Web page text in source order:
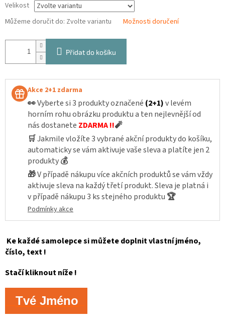
Velikost
Můžeme doručit do: Zvolte variantu Možnosti doručení
Přidat do košíku
Akce 2+1 zdarma
👀Vyberte si 3 produkty označené (2+1)v levém
horním rohu obrázku produktu a ten nejlevnější od
nás dostanete ZDARMA !!🧨
🛒Jakmile vložíte 3 vybrané akční produkty do košíku,
automaticky se vám aktivuje vaše sleva a platíte jen 2
produkty💰
🎁V případě nákupu více akčních produktů se vám vždy
aktivuje sleva na každý třetí produkt. Sleva je platná i
v případě nákupu 3 ks stejného produktu 🏆
Podmínky akce
Ke každé samolepce si můžete doplnit vlastní jméno,
číslo, text !
Stačí kliknout níže !
Tvé Jméno